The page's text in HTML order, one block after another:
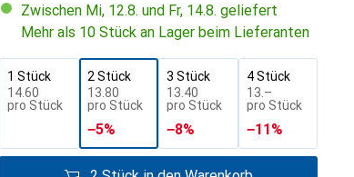
Zwischen Mi, 12.8. und Fr, 14.8. geliefert
Mehr als 10 Stück an Lager beim Lieferanten
1 Stück
CHF
14.60
pro Stück
2 Stück
CHF
13.80
pro Stück
−5%
3 Stück
CHF
13.40
pro Stück
−8%
4 Stück
CHF
13.–
pro Stück
−11%